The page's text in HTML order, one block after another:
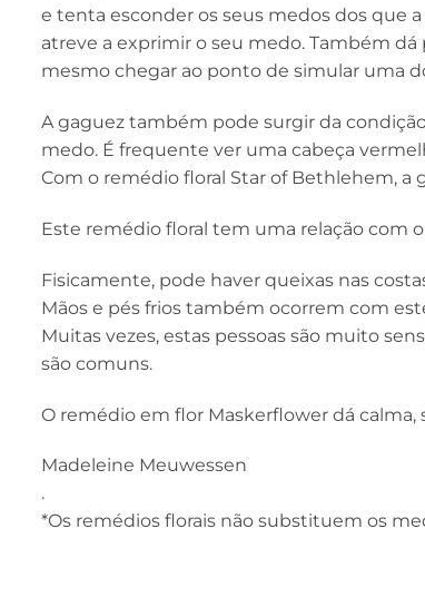
e tenta esconder os seus medos dos que
atreve a exprimir o seu medo. Também
mesmo chegar ao ponto de simular uma
A gaguez também pode surgir da
medo. É frequente ver uma cabeça
Com o remédio floral Star of Bethlehem,
Este remédio floral tem uma relação com
Fisicamente, pode haver queixas nas
Mãos e pés frios também ocorrem com
Muitas vezes, estas pessoas são muito
são comuns.
O remédio em flor Maskerflower dá calma,
Madeleine Meuwessen
.
*Os remédios florais não substituem os